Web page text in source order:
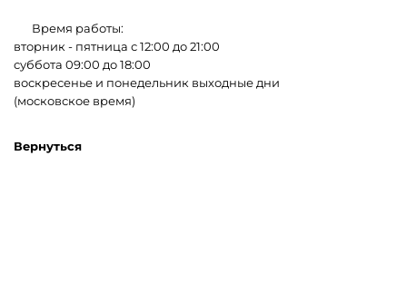
Время работы:
вторник - пятница с 12:00 до 21:00
суббота 09:00 до 18:00
воскресенье и понедельник выходные дни
(московское время)
Вернуться